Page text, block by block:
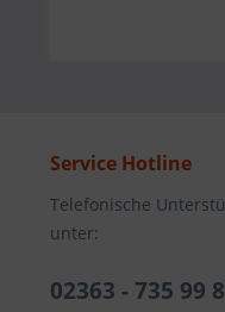
Service Hotline
Telefonische
unter:
02363 - 735 99